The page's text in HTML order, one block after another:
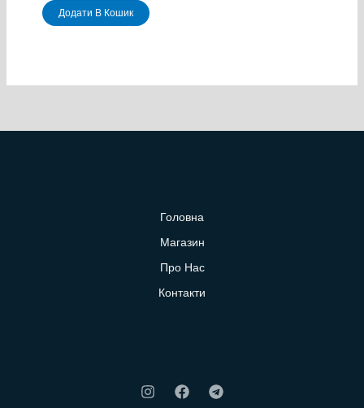
Додати В Кошик
Головна
Магазин
Про Нас
Контакти